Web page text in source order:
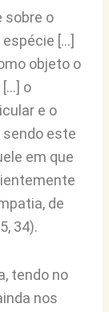
sobre o
[…]
objeto o
o
e o
sendo este
em que
de
34).
tendo no
nos